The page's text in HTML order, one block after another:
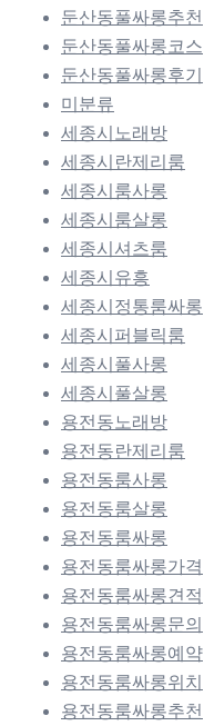
둔산동풀싸롱추천
둔산동풀싸롱코스
둔산동풀싸롱후기
미분류
세종시노래방
세종시란제리룸
세종시룸사롱
세종시룸살롱
세종시셔츠룸
세종시유흥
세종시정통룸싸롱
세종시퍼블릭룸
세종시풀사롱
세종시풀살롱
용전동노래방
용전동란제리룸
용전동룸사롱
용전동룸살롱
용전동룸싸롱
용전동룸싸롱가격
용전동룸싸롱견적
용전동룸싸롱문의
용전동룸싸롱예약
용전동룸싸롱위치
용전동룸싸롱추천